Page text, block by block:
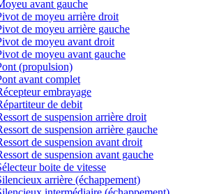
avant gauche
de moyeu arrière droit
de moyeu arrière gauche
de moyeu avant droit
de moyeu avant gauche
(propulsion)
avant complet
embrayage
de debit
de suspension arrière droit
de suspension arrière gauche
de suspension avant droit
de suspension avant gauche
boite de vitesse
arrière (échappement)